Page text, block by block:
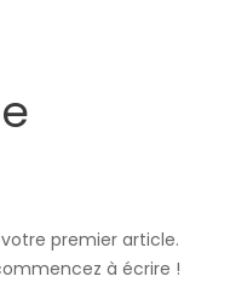
premier article.
à écrire !